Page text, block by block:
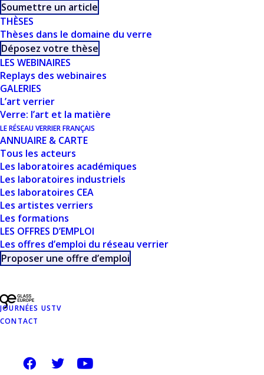
Soumettre un article
THÈSES
Thèses dans le domaine du verre
Déposez votre thèse
LES WEBINAIRES
Replays des webinaires
GALERIES
L’art verrier
Verre: l’art et la matière
LE RÉSEAU VERRIER FRANÇAIS
ANNUAIRE & CARTE
Tous les acteurs
Les laboratoires académiques
Les laboratoires industriels
Les laboratoires CEA
Les artistes verriers
Les formations
LES OFFRES D’EMPLOI
Les offres d’emploi du réseau verrier
Proposer une offre d’emploi
JOURNÉES USTV
CONTACT